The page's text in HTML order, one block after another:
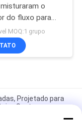
o
do fluxo para
agricultores
MOQ:1 grupo
Projetado para
Custo.